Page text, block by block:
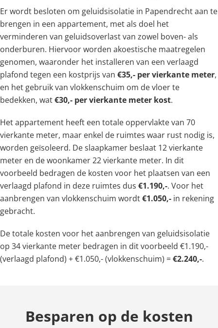
Er wordt besloten om geluidsisolatie in Papendrecht aan te
brengen in een appartement, met als doel het
verminderen van geluidsoverlast van zowel boven- als
onderburen. Hiervoor worden akoestische maatregelen
genomen, waaronder het installeren van een verlaagd
plafond tegen een kostprijs van €35,- per vierkante meter,
en het gebruik van vlokkenschuim om de vloer te
bedekken, wat€30,- per vierkante meter kost.
Het appartement heeft een totale oppervlakte van 70
vierkante meter, maar enkel de ruimtes waar rust nodig is,
worden geïsoleerd. De slaapkamer beslaat 12 vierkante
meter en de woonkamer 22 vierkante meter. In dit
voorbeeld bedragen de kosten voor het plaatsen van een
verlaagd plafond in deze ruimtes dus €1.190,-. Voor het
aanbrengen van vlokkenschuim wordt€1.050,- in rekening
gebracht.
De totale kosten voor het aanbrengen van geluidsisolatie
op 34 vierkante meter bedragen in dit voorbeeld €1.190,-
(verlaagd plafond) + €1.050,- (vlokkenschuim) =€2.240,-.
Besparen op de kosten